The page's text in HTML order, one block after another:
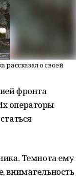
рассказал о своей
фронта
операторы
Темнота ему
внимательность